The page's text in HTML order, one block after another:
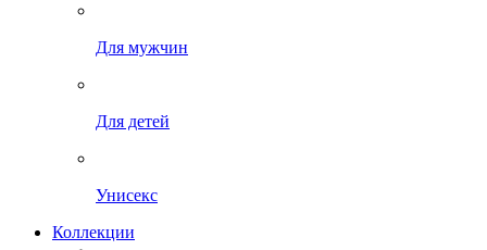
Для мужчин
Для детей
Унисекс
Коллекции